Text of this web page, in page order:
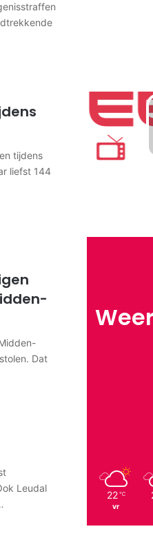
tijdens
liefst 144
Dat
Leudal
22 ℃
vr